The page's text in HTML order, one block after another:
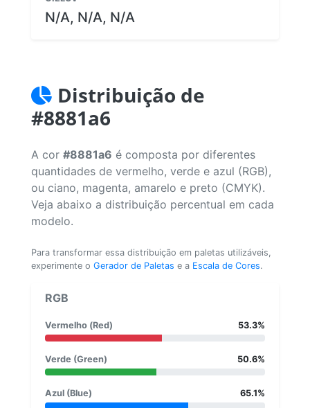
N/A, N/A, N/A
Distribuição de
#8881a6
A cor #8881a6 é composta por diferentes
quantidades de vermelho, verde e azul (RGB),
ou ciano, magenta, amarelo e preto (CMYK).
Veja abaixo a distribuição percentual em cada
modelo.
Para transformar essa distribuição em paletas utilizáveis,
experimente o Gerador de Paletas e a Escala de Cores.
RGB
Vermelho (Red) 53.3%
Verde (Green) 50.6%
Azul (Blue) 65.1%